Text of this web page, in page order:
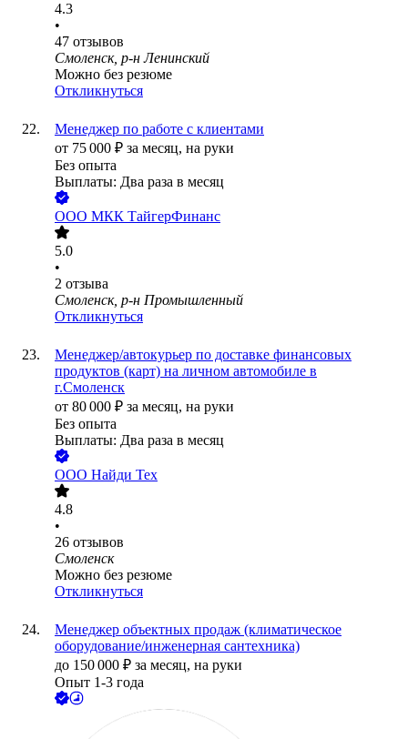
4.3
•
47 отзывов
Смоленск, р-н Ленинский
Можно без резюме
Откликнуться
Менеджер по работе с клиентами
от 75 000 ₽ за месяц, на руки
Без опыта
Выплаты: Два раза в месяц
ООО МКК ТайгерФинанс
5.0
•
2 отзыва
Смоленск, р-н Промышленный
Откликнуться
Менеджер/автокурьер по доставке финансовых
продуктов (карт) на личном автомобиле в
г.Смоленск
от 80 000 ₽ за месяц, на руки
Без опыта
Выплаты: Два раза в месяц
ООО Найди Тех
4.8
•
26 отзывов
Смоленск
Можно без резюме
Откликнуться
Менеджер объектных продаж (климатическое
оборудование/инженерная сантехника)
до 150 000 ₽ за месяц, на руки
Опыт 1-3 года